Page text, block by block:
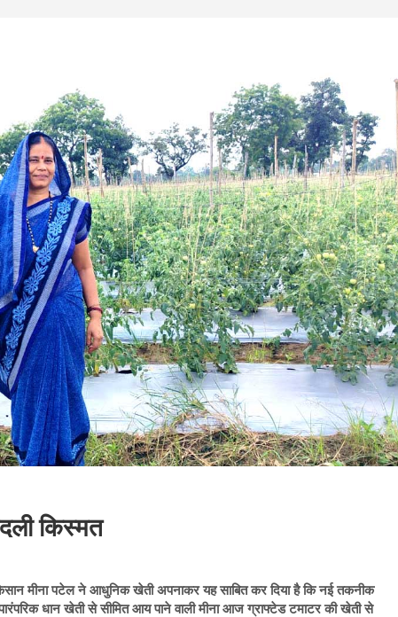
किस्मत
मीना पटेल ने आधुनिक खेती अपनाकर यह साबित कर दिया है कि नई तकनीक
धान खेती से सीमित आय पाने वाली मीना आज ग्राफ्टेड टमाटर की खेती से